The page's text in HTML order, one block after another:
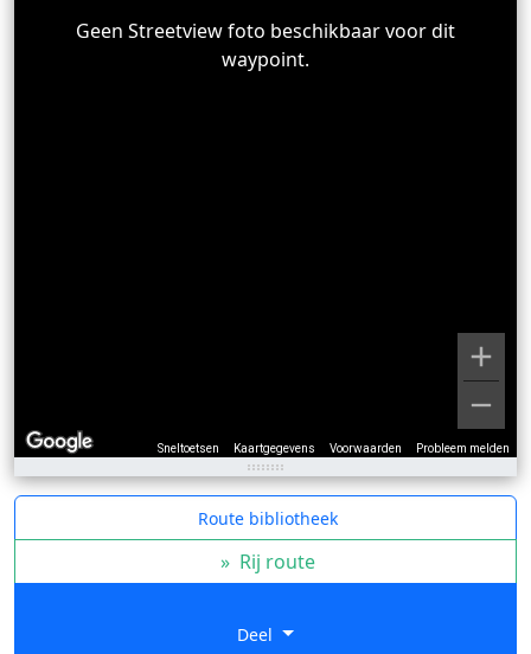
Sneltoetsen Kaartgegevens Voorwaarden Probleem melden
Geen Streetview foto beschikbaar voor dit
waypoint.
Route bibliotheek
» Rij route
Deel